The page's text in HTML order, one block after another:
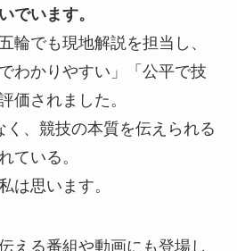
でいます。
輪でも現地解説を担当し、
わかりやすい」「公平で技
価されました。
、競技の本質を伝えられる
ている。
は思います。
える番組や動画にも登場し